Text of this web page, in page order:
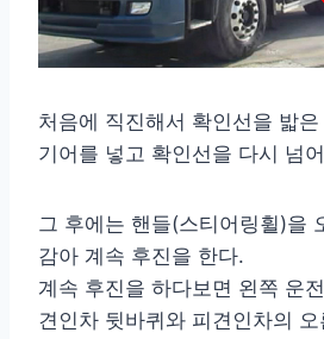
처음에 직진해서 확인선을 밟
기어를 넣고 확인선을 다시 넘
그 후에는 핸들(스티어링휠)을
감아 계속 후진을 한다.
계속 후진을 하다보면 왼쪽 운
견인차 뒷바퀴와 피견인차의